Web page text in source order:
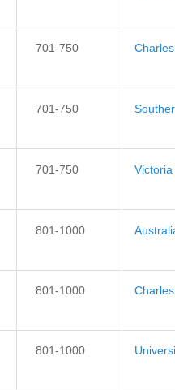
701-750
701-750
701-750
801-1000
801-1000
801-1000